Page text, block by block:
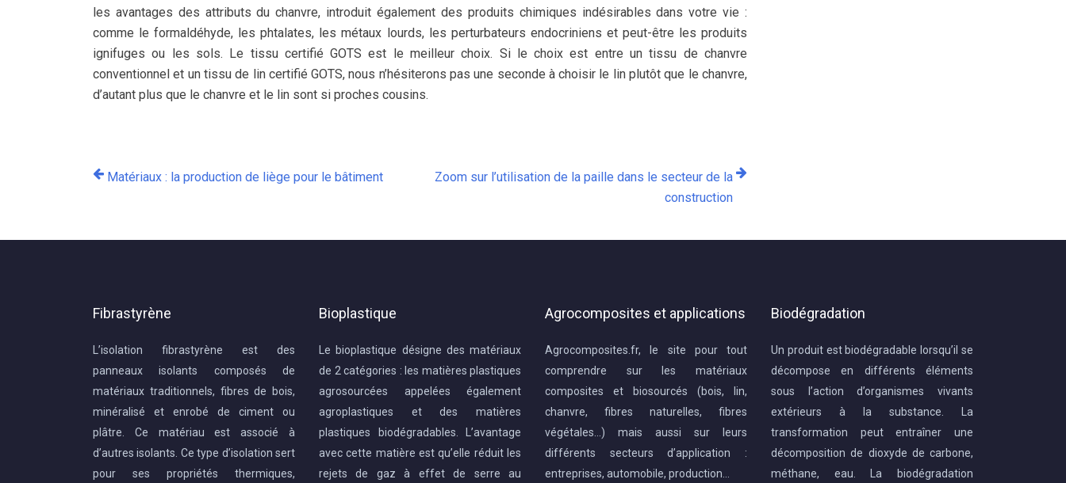
les avantages des attributs du chanvre, introduit également des produits chimiques indésirables dans votre vie :
comme le formaldéhyde, les phtalates, les métaux lourds, les perturbateurs endocriniens et peut-être les produits
ignifuges ou les sols. Le tissu certifié GOTS est le meilleur choix. Si le choix est entre un tissu de chanvre
conventionnel et un tissu de lin certifié GOTS, nous n’hésiterons pas une seconde à choisir le lin plutôt que le chanvre,
d’autant plus que le chanvre et le lin sont si proches cousins.
Matériaux : la production de liège pour le bâtiment
Zoom sur l’utilisation de la paille dans le secteur de la
construction
Fibrastyrène
L’isolation fibrastyrène est des
panneaux isolants composés de
matériaux traditionnels, fibres de bois,
minéralisé et enrobé de ciment ou
plâtre. Ce matériau est associé à
d’autres isolants. Ce type d’isolation sert
pour ses propriétés thermiques,
Bioplastique
Le bioplastique désigne des matériaux
de 2 catégories : les matières plastiques
agrosourcées appelées également
agroplastiques et des matières
plastiques biodégradables. L’avantage
avec cette matière est qu’elle réduit les
rejets de gaz à effet de serre au
Agrocomposites et applications
Agrocomposites.fr, le site pour tout
comprendre sur les matériaux
composites et biosourcés (bois, lin,
chanvre, fibres naturelles, fibres
végétales…) mais aussi sur leurs
différents secteurs d’application :
entreprises, automobile, production…
Biodégradation
Un produit est biodégradable lorsqu’il se
décompose en différents éléments
sous l’action d’organismes vivants
extérieurs à la substance. La
transformation peut entraîner une
décomposition de dioxyde de carbone,
méthane, eau. La biodégradation